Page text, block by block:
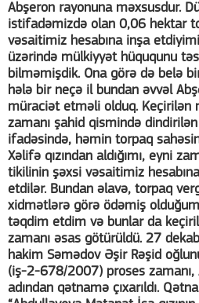
Abşeron rayonuna məxsusdur.
istifadəmizdə olan 0,06 hektar
vəsaitimiz hesabına inşa
üzərində mülkiyyət hüququnu
bilməmişdik. Ona görə də belə
hələ bir neçə il bundan əvvəl
müraciət etməli olduq. Keçirilən
zamanı şahid qismində
ifadəsində, həmin torpaq
Xəlifə qızından aldığımı, eyni
tikilinin şəxsi vəsaitimiz
etdilər. Bundan əlavə, torpaq
xidmətlərə görə ödəmiş
təqdim etdim və bunlar da
zamanı əsas götürüldü. 27
hakim Səmədov Əşir Rəşid
(iş-2-678/2007) proses zamanı,
adından qətnamə çıxarıldı.